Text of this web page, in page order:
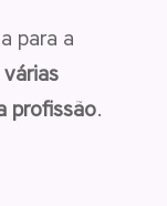
para a
profissão.